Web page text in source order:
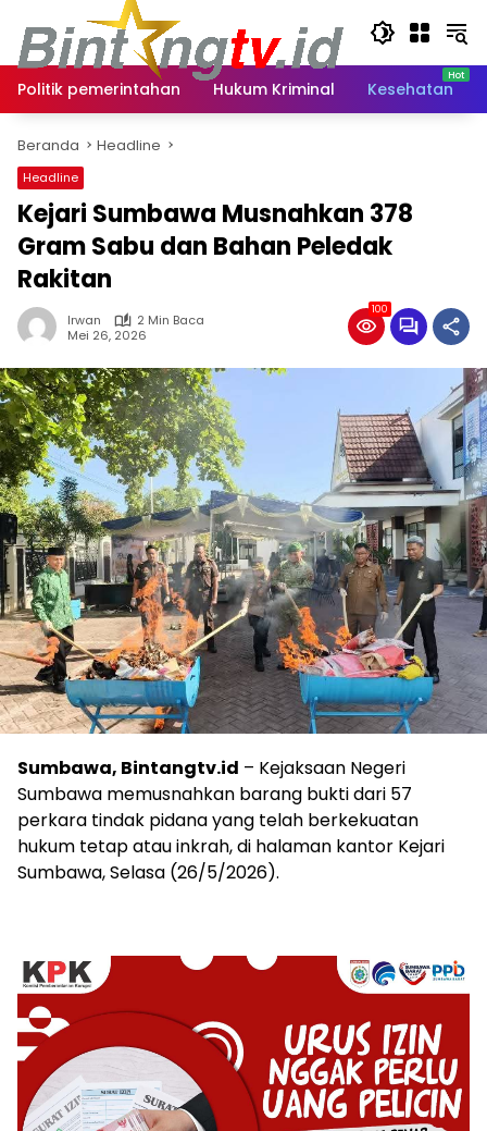
konten
Politik pemerintahan
Hukum Kriminal Kesehatan
Beranda Headline
Headline
Kejari Sumbawa Musnahkan 378
Gram Sabu dan Bahan Peledak
Rakitan
Irwan
2 Min Baca
Mei 26, 2026
100
Sumbawa, Bintangtv.id – Kejaksaan Negeri
Sumbawa memusnahkan barang bukti dari 57
perkara tindak pidana yang telah berkekuatan
hukum tetap atau inkrah, di halaman kantor Kejari
Sumbawa, Selasa (26/5/2026).